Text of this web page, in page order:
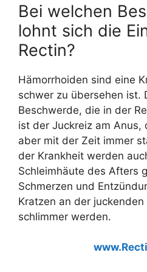
Bei welchen
lohnt sich die
Rectin?
Hämorrhoiden sind eine
schwer zu übersehen ist.
Beschwerde, die in der
ist der Juckreiz am Anus,
aber mit der Zeit immer
der Krankheit werden
Schleimhäute des Afters
Schmerzen und
Kratzen an der
schlimmer werden.